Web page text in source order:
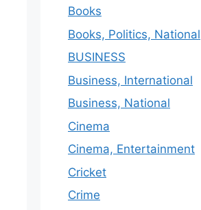
Books
Books, Politics, National
BUSINESS
Business, International
Business, National
Cinema
Cinema, Entertainment
Cricket
Crime